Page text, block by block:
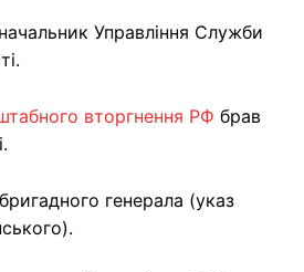
Управління Служби
вторгнення РФ брав
генерала (указ